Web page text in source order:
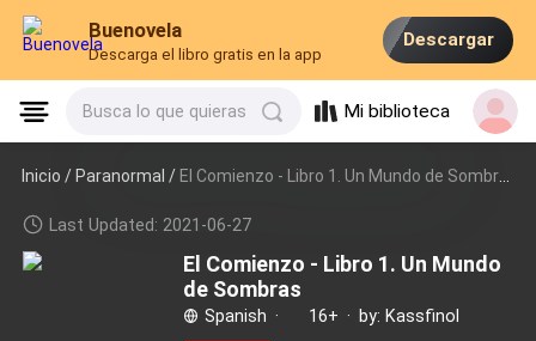
Buenovela
Descarga el libro gratis en la app
Descargar
Busca lo que quieras Mi biblioteca
Inicio /Paranormal / El Comienzo - Libro 1. Un Mundo de Sombras
Last Updated: 2021-06-27
El Comienzo - Libro 1. Un Mundo
de Sombras
Spanish · 16+ · by: Kassfinol